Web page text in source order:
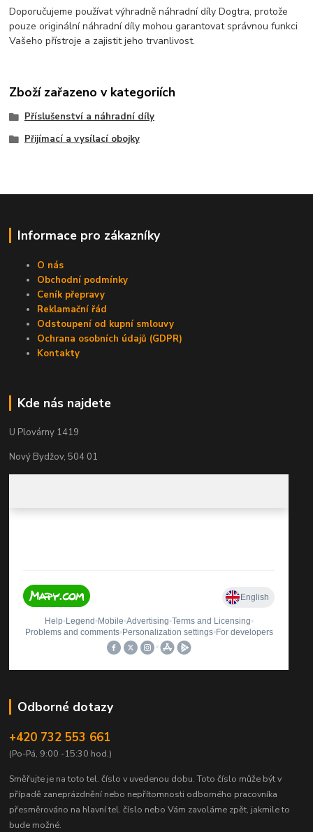
Doporučujeme používat výhradně náhradní díly Dogtra, protože
pouze originální náhradní díly mohou garantovat správnou funkci
Vašeho přístroje a zajistit jeho trvanlivost.
Zboží zařazeno v kategoriích
Příslušenství a náhradní díly
Přijímací a vysílací obojky
Informace pro zákazníky
O nás
Obchodní podmínky
Ceník přepravy
Reklamační řád
Odstoupení od kupní smlouvy
Ochrana osobních údajů (GDPR)
Kontakty
Kde nás najdete
U Plovárny 1419
Nový Bydžov, 504 01
Odborné dotazy
+420 732 553 661
(Po-Pá, 9:00 -15:30 hod.)
Směřujte je na toto tel. číslo v uvedenou dobu. Toto číslo může být v
případě zaneprázdnění nebo nepřítomnosti odborného pracovníka
přesměrováno na hlavní tel. číslo nebo Vám zavoláme zpět, jakmile to
bude možné.